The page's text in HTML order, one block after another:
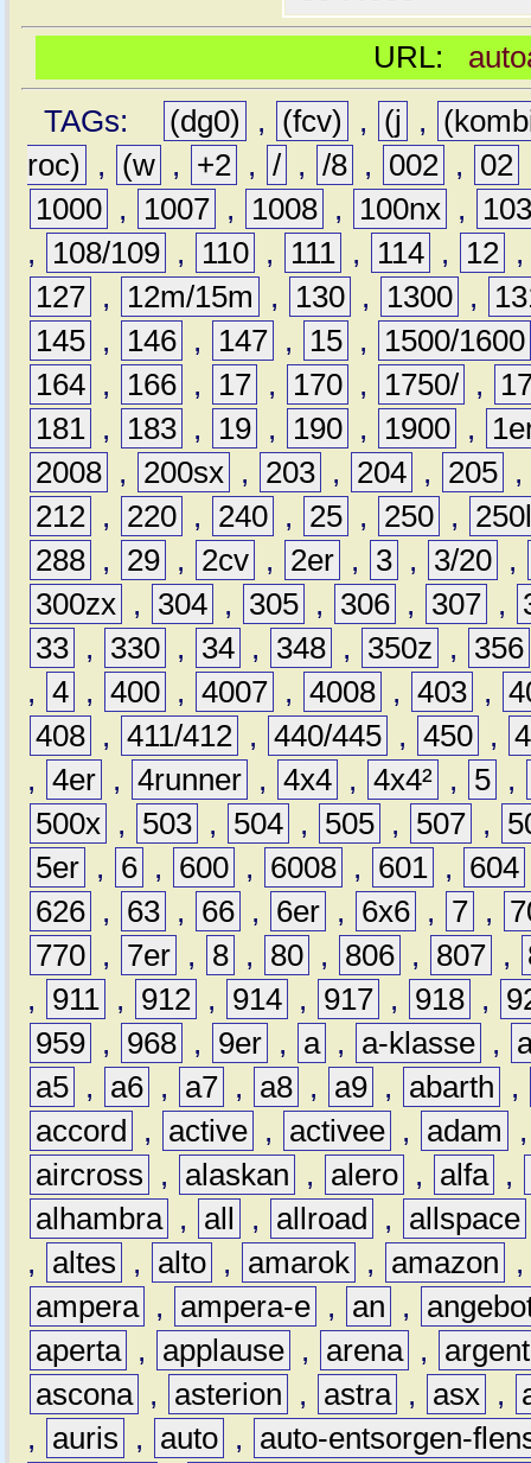
URL:
TAGs:
(dg0) , (fcv) , (j ,
roc)
, (w , +2 , / , /8 , 002 , 02
1000 , 1007 , 1008 , 100nx ,
,
108/109 , 110 , 111 , 114 , 12
127 , 12m/15m , 130 , 1300 ,
145 , 146 , 147 , 15 ,
1500/1600
164 , 166 , 17 , 170 , 1750/ ,
181 , 183 , 19 , 190 , 1900 ,
2008 , 200sx , 203 , 204 , 205 ,
212 , 220 , 240 , 25 , 250 ,
288 , 29 , 2cv , 2er , 3 , 3/20 ,
300zx , 304 , 305 , 306 , 307 ,
33 , 330 , 34 , 348 , 350z ,
356
, 4 , 400 , 4007 , 4008 , 403 ,
408 , 411/412 , 440/445 , 450 ,
, 4er , 4runner , 4x4 , 4x4² , 5 ,
500x , 503 , 504 , 505 , 507 ,
5er , 6 , 600 , 6008 , 601 , 604
626 , 63 , 66 , 6er , 6x6 , 7 ,
770 , 7er , 8 , 80 , 806 , 807 ,
,
911 , 912 , 914 , 917 , 918 ,
959 , 968 , 9er , a , a-klasse ,
a5 , a6 , a7 , a8 , a9 , abarth
,
accord
, active , activee , adam
aircross
, alaskan , alero , alfa ,
alhambra , all , allroad , allspace
,
altes , alto , amarok , amazon
ampera , ampera-e , an ,
aperta , applause , arena ,
ascona , asterion , astra , asx ,
,
auris , auto ,
auto-entsorgen-